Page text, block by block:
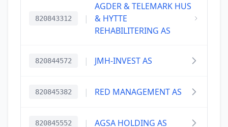
820843312 |
AGDER & TELEMARK HUS
& HYTTE
REHABILITERING AS
820844572 | JMH-INVEST AS
820845382 | RED MANAGEMENT AS
820845552 | AGSA HOLDING AS